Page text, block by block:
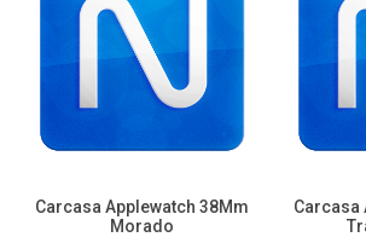
Carcasa Applewatch 38Mm
Morado
Carcasa